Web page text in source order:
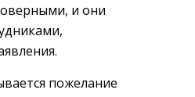
и они
пожелание